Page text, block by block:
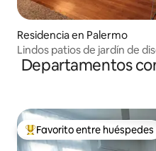
Residencia en Palermo
Lindos patios de jardín de
Palermo
Departamentos
De los mejores en Favorito
Favorito entre huéspedes